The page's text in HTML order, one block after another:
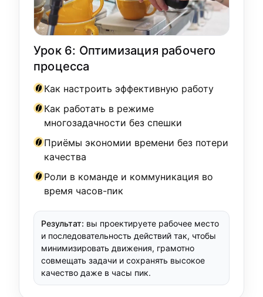
Урок 6: Оптимизация рабочего
процесса
Как настроить эффективную работу
Как работать в режиме
многозадачности без спешки
Приёмы экономии времени без потери
качества
Роли в команде и коммуникация во
время часов-пик
Результат: вы проектируете рабочее место
и последовательность действий так, чтобы
минимизировать движения, грамотно
совмещать задачи и сохранять высокое
качество даже в часы пик.